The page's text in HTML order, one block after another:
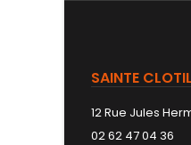
SAINTE
12 Rue Jules
02 62 47 04 36